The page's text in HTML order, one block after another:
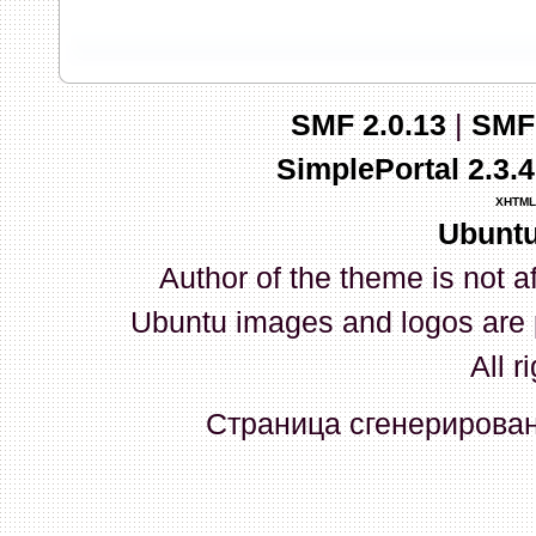
03 Апреля 2026, 10:02:33
whookey:GenKass: с
03 Апреля 2026, 05:22:56
GenKass:По тому же
02 Апреля 2026, 12:56:37
GenKass:Всем доброго
серии (6592) 1-1245, 3-
прошить до 7926, чтобы
Атол 11 видится в системе
SMF 2.0.13|
SimplePortal
XHTML
Author of the theme is not
Ubuntu images and logos
All
Страница